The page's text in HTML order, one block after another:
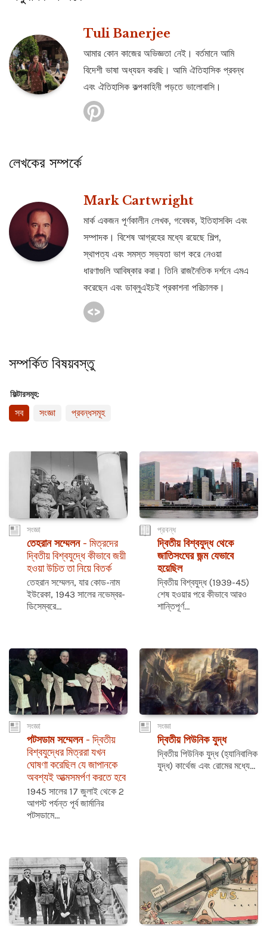
Tuli Banerjee
আমার কোন কাজের অভিজ্ঞতা নেই। বর্তমানে আমি
বিদেশী ভাষা অধ্যয়ন করছি। আমি ঐতিহাসিক প্রবন্ধ
এবং ঐতিহাসিক কল্পকাহিনী পড়তে ভালোবাসি।
লেখকের সম্পর্কে
Mark Cartwright
মার্ক একজন পূর্ণকালীন লেখক, গবেষক, ইতিহাসবিদ এবং
সম্পাদক। বিশেষ আগ্রহের মধ্যে রয়েছে শিল্প,
স্থাপত্য এবং সমস্ত সভ্যতা ভাগ করে নেওয়া
ধারণাগুলি আবিষ্কার করা। তিনি রাজনৈতিক দর্শনে এমএ
করেছেন এবং ডাব্লুএইচই প্রকাশনা পরিচালক।
সম্পর্কিত বিষয়বস্তু
ফিল্টারসমূহ:
সব সংজ্ঞা প্রবন্ধসমূহ
সংজ্ঞা
তেহরান সম্মেলন - মিত্রদের
দ্বিতীয় বিশ্বযুদ্ধে কীভাবে জয়ী
হওয়া উচিত তা নিয়ে বিতর্ক
তেহরান সম্মেলন, যার কোড-নাম
ইউরেকা, 1943 সালের নভেম্বর-
ডিসেম্বরে...
প্রবন্ধ
দ্বিতীয় বিশ্বযুদ্ধ থেকে
জাতিসংঘের জন্ম যেভাবে
হয়েছিল
দ্বিতীয় বিশ্বযুদ্ধ (1939-45)
শেষ হওয়ার পরে কীভাবে আরও
শান্তিপূর্ণ...
সংজ্ঞা
পটসডাম সম্মেলন - দ্বিতীয়
বিশ্বযুদ্ধের মিত্ররা যখন
ঘোষণা করেছিল যে জাপানকে
অবশ্যই আত্মসমর্পণ করতে হবে
1945 সালের 17 জুলাই থেকে 2
আগস্ট পর্যন্ত পূর্ব জার্মানির
পটসডামে...
সংজ্ঞা
দ্বিতীয় পিউনিক যুদ্ধ
দ্বিতীয় পিউনিক যুদ্ধ (হ্যানিবালিক
যুদ্ধ) কার্থেজ এবং রোমের মধ্যে...